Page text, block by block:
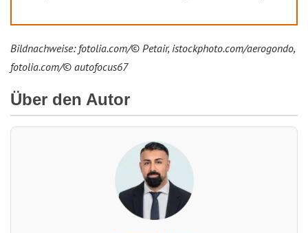
Bildnachweise: fotolia.com/© Petair, istockphoto.com/aerogondo,
fotolia.com/© autofocus67
Über den Autor